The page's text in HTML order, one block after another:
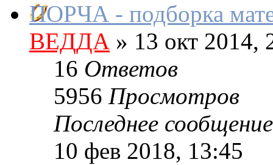
ПОРЧА - подборка
ВЕДДА » 13 окт 2014,
16 Ответов
5956 Просмотров
Последнее сообщение
10 фев 2018, 13:45